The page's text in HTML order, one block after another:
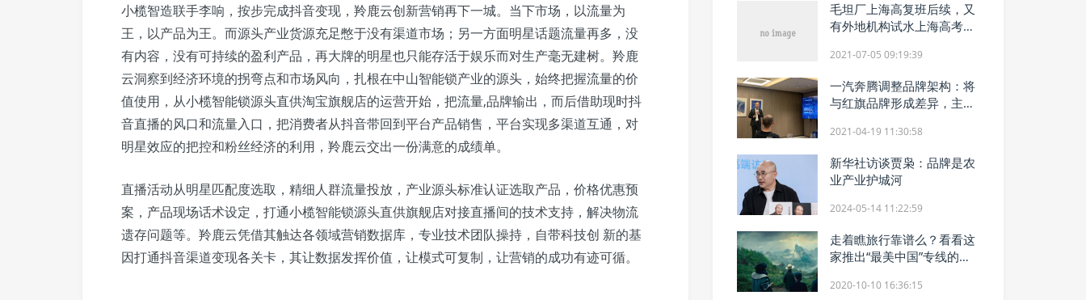
小榄智造联手李响，按步完成抖音变现，羚鹿云创新营销再下一城。当下市场，以流量为
王，以产品为王。而源头产业货源充足憋于没有渠道市场；另一方面明星话题流量再多，没
有内容，没有可持续的盈利产品，再大牌的明星也只能存活于娱乐而对生产毫无建树。羚鹿
云洞察到经济环境的拐弯点和市场风向，扎根在中山智能锁产业的源头，始终把握流量的价
值使用，从小榄智能锁源头直供淘宝旗舰店的运营开始，把流量,品牌输出，而后借助现时抖
音直播的风口和流量入口，把消费者从抖音带回到平台产品销售，平台实现多渠道互通，对
明星效应的把控和粉丝经济的利用，羚鹿云交出一份满意的成绩单。
直播活动从明星匹配度选取，精细人群流量投放，产业源头标准认证选取产品，价格优惠预
案，产品现场话术设定，打通小榄智能锁源头直供旗舰店对接直播间的技术支持，解决物流
遗存问题等。羚鹿云凭借其触达各领域营销数据库，专业技术团队操持，自带科技创 新的基
因打通抖音渠道变现各关卡，其让数据发挥价值，让模式可复制，让营销的成功有迹可循。
毛坦厂上海高复班后续，又
有外地机构试水上海高考复
2021-07-05 09:19:39
一汽奔腾调整品牌架构：将
与红旗品牌形成差异，主攻
2021-04-19 11:30:58
新华社访谈贾枭：品牌是农
业产业护城河
2024-05-14 11:22:59
走着瞧旅行靠谱么？看看这
家推出“最美中国”专线的新
2020-10-10 16:36:15